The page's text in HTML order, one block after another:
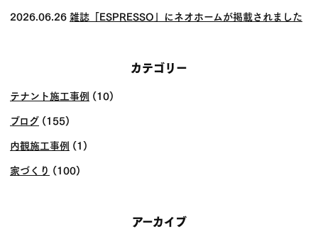
2026.06.26雑誌「ESPRESSO」にネオホームが掲載されました
カテゴリー
テナント施工事例 (10)
ブログ (155)
内観施工事例 (1)
家づくり (100)
アーカイブ